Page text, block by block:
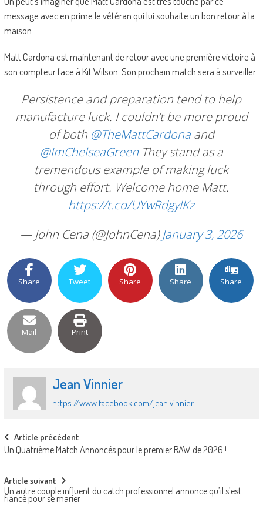
message avec en prime le vétéran qui lui souhaite un bon retour à la
maison.
Matt Cardona est maintenant de retour avec une première victoire à
son compteur face à Kit Wilson. Son prochain match sera à surveiller.
Persistence and preparation tend to help
manufacture luck. I couldn’t be more proud
of both @TheMattCardonaand
@ImChelseaGreenThey stand as a
tremendous example of making luck
through effort. Welcome home Matt.
https://t.co/UYwRdgyIKz
— John Cena (@JohnCena)January 3, 2026
Share Tweet Share Share Share
Mail Print
Jean Vinnier
https://www.facebook.com/jean.vinnier
Post
navigation
Article précédent
Un Quatrième Match Annoncés pour le premier RAW de 2026 !
Article suivant
Un autre couple influent du catch professionnel annonce qu’il s’est
fiancé pour se marier